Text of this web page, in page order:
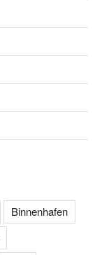
Binnenhafen